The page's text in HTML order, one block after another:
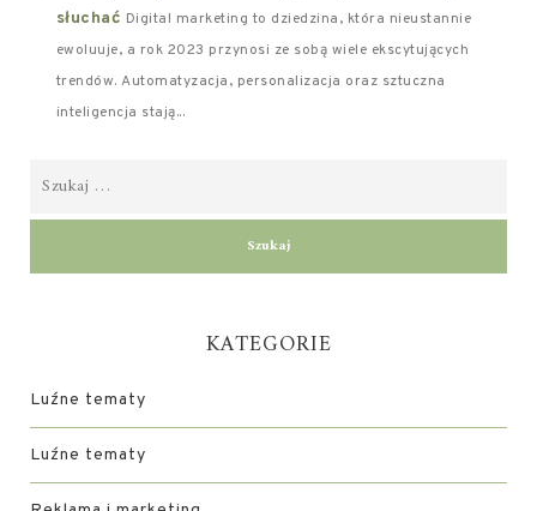
słuchać Digital marketing to dziedzina, która nieustannie
ewoluuje, a rok 2023 przynosi ze sobą wiele ekscytujących
trendów. Automatyzacja, personalizacja oraz sztuczna
inteligencja stają...
KATEGORIE
Luźne tematy
Luźne tematy